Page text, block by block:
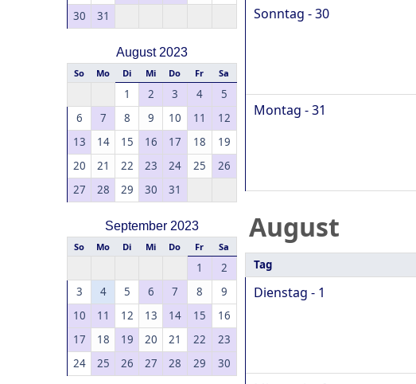
30
31
August 2023
So Mo Di Mi Do Fr Sa
1 2 3 4
5
6
7 8 9 10 11
12
13
14 15 16 17 18
19
20
21 22 23 24 25
26
27
28 29 30 31
September 2023
So Mo Di Mi Do Fr Sa
1
2
3
4 5 6 7 8
9
10
11 12 13 14 15
16
17
18 19 20 21 22
23
24
25 26 27 28 29 30
Sonntag - 30
Montag - 31
August
Tag
Dienstag - 1